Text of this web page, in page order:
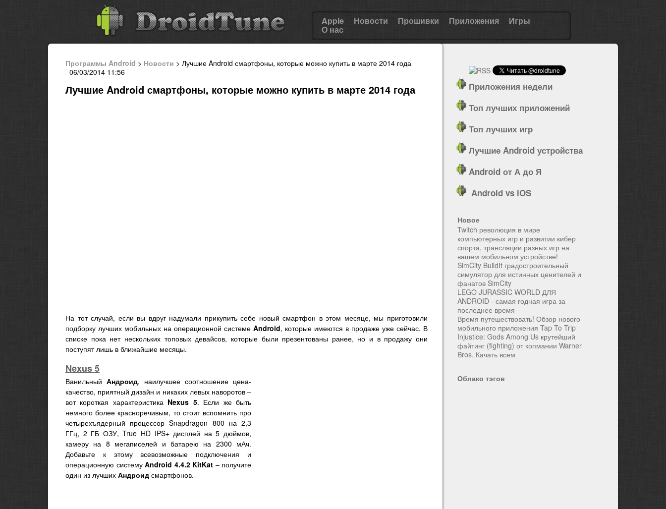
Apple Новости Прошивки Приложения Игры
О нас
Программы Android > Новости > Лучшие Android смартфоны, которые можно купить в марте 2014 года
06/03/2014 11:56
Лучшие Android смартфоны, которые можно купить в марте 2014 года
На тот случай, если вы вдруг надумали прикупить себе новый смартфон в этом месяце, мы приготовили
подборку лучших мобильных на операционной системе Android, которые имеются в продаже уже сейчас. В
списке пока нет нескольких топовых девайсов, которые были презентованы ранее, но и в продажу они
поступят лишь в ближайшие месяцы.
Nexus 5
Ванильный Андроид, наилучшее соотношение цена-
качество, приятный дизайн и никаких левых наворотов –
вот короткая характеристика Nexus 5. Если же быть
немного более красноречивым, то стоит вспомнить про
четырехъядерный процессор Snapdragon 800 на 2,3
ГГц, 2 ГБ ОЗУ, True HD IPS+ дисплей на 5 дюймов,
камеру на 8 мегаписелей и батарею на 2300 мАч.
Добавьте к этому всевозможные подключения и
операционную систему Android 4.4.2 KitKat – получите
один из лучших Андроид смартфонов.
Приложения недели
Топ лучших приложений
Топ лучших игр
Лучшие Android устройства
Android от А до Я
Android vs iOS
Новое
Twitch революция в мире
компьютерных игр и развитии кибер
спорта, трансляции разных игр на
вашем мобильном устройстве!
SimCity BuildIt градостроительный
симулятор для истинных ценителей и
фанатов SimCity
LEGO JURASSIC WORLD ДЛЯ
ANDROID - самая годная игра за
последнее время
Время путешествовать! Обзор нового
мобильного приложения Tap To Trip
Injustice: Gods Among Us крутейший
файтинг (fighting) от копмании Warner
Bros. Качать всем
Облако тэгов